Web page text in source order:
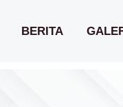
BERITA